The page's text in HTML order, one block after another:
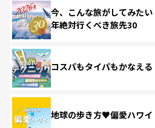
今、こんな旅がしてみた
年絶対行くべき旅先30
コスパもタイパもかなえ
地球の歩き方♥偏愛ハワイ